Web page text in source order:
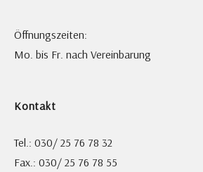
Öffnungszeiten:
Mo. bis Fr. nach Vereinbarung
Kontakt
Tel.: 030/ 25 76 78 32
Fax.: 030/ 25 76 78 55